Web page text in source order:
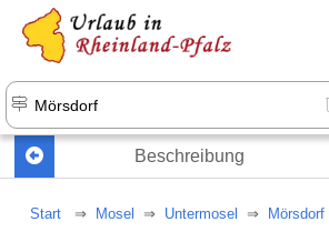
Beschreibung
Start Mosel Untermosel Mörsdorf